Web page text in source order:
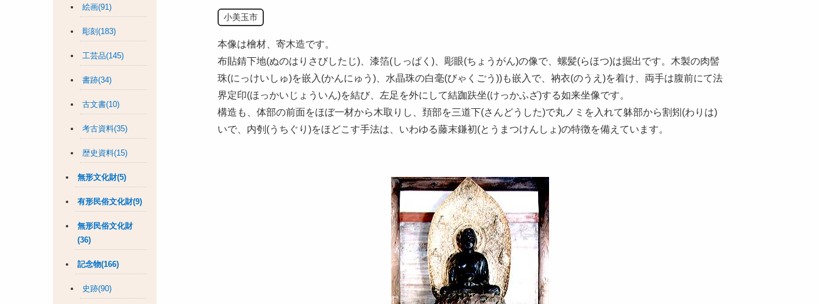
絵画(91)
彫刻(183)
工芸品(145)
書跡(34)
古文書(10)
考古資料(35)
歴史資料(15)
無形文化財(5)
有形民俗文化財(9)
無形民俗文化財
(36)
記念物(166)
史跡(90)
小美玉市
本像は檜材、寄木造です。
布貼錆下地(ぬのはりさびしたじ)、漆箔(しっぱく)、彫眼(ちょうがん)の像で、螺髪(らほつ)は掘出です。木製の肉髻
珠(にっけいしゅ)を嵌入(かんにゅう)、水晶珠の白毫(びゃくごう))も嵌入で、衲衣(のうえ)を着け、両手は腹前にて法
界定印(ほっかいじょういん)を結び、左足を外にして結跏趺坐(けっかふざ)する如来坐像です。
構造も、体部の前面をほぼ一材から木取りし、頚部を三道下(さんどうした)で丸ノミを入れて躰部から割矧(わりは)
いで、内刳(うちぐり)をほどこす手法は、いわゆる藤末鎌初(とうまつけんしょ)の特徴を備えています。